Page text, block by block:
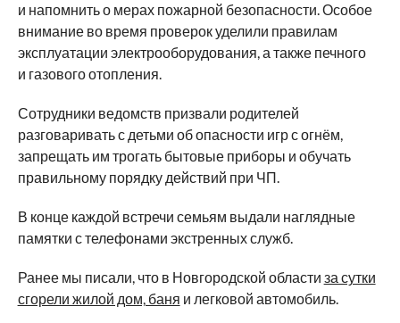
и напомнить о мерах пожарной безопасности. Особое
внимание во время проверок уделили правилам
эксплуатации электрооборудования, а также печного
и газового отопления.
Сотрудники ведомств призвали родителей
разговаривать с детьми об опасности игр с огнём,
запрещать им трогать бытовые приборы и обучать
правильному порядку действий при ЧП.
В конце каждой встречи семьям выдали наглядные
памятки с телефонами экстренных служб.
Ранее мы писали, что в Новгородской области за сутки
сгорели жилой дом, баня и легковой автомобиль.